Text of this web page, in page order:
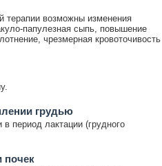
терапии возможны изменения
папулезная сыпь, повышение
чрезмерная кровоточивость
грудью
период лактации (грудного
почек